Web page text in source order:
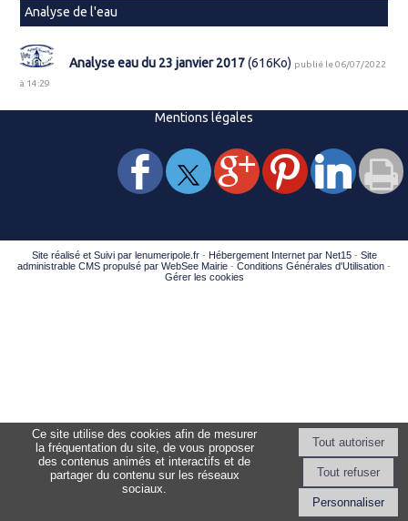
Analyse de l'eau
Analyse eau du 23 janvier 2017(616Ko) publié le 06/07/2022
à 14:29
Mentions légales
Site réalisé et Suivi par lenumeripole.fr- Hébergement Internet par Net15- Site
administrable CMS propulsé par WebSee Mairie - Conditions Générales d'Utilisation -
Gérer les cookies
Ce site utilise des cookies afin de mesurer
la fréquentation du site, de vous proposer
des contenus animés et interactifs et de
partager du contenu sur les réseaux
sociaux.
Personnaliser